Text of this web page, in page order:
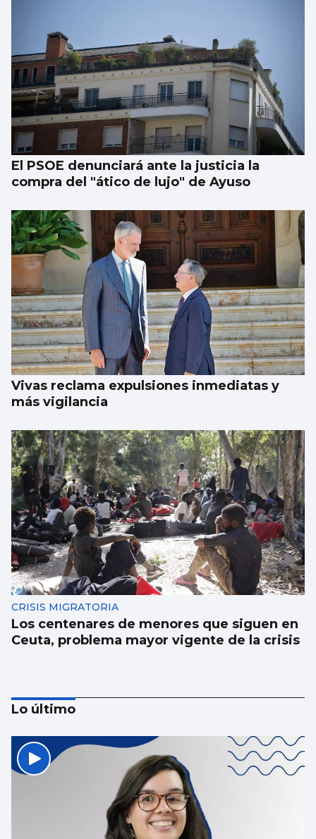
El PSOE denunciará ante la justicia la
compra del "ático de lujo" de Ayuso
Vivas reclama expulsiones inmediatas y
más vigilancia
CRISIS MIGRATORIA
Los centenares de menores que siguen en
Ceuta, problema mayor vigente de la crisis
Lo último